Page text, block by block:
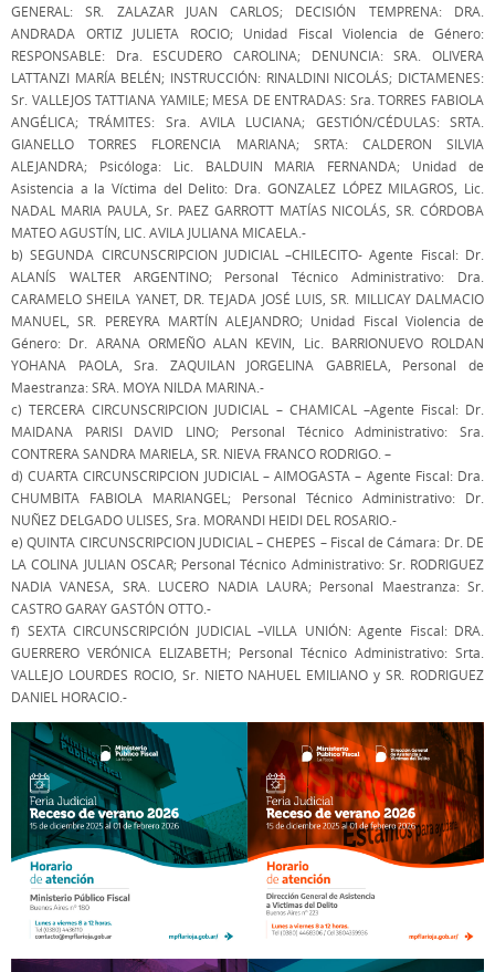
GENERAL: SR. ZALAZAR JUAN CARLOS; DECISIÓN TEMPRENA: DRA.
ANDRADA ORTIZ JULIETA ROCIO; Unidad Fiscal Violencia de Género:
RESPONSABLE: Dra. ESCUDERO CAROLINA; DENUNCIA: SRA. OLIVERA
LATTANZI MARÍA BELÉN; INSTRUCCIÓN: RINALDINI NICOLÁS; DICTAMENES:
Sr. VALLEJOS TATTIANA YAMILE; MESA DE ENTRADAS: Sra. TORRES FABIOLA
ANGÉLICA; TRÁMITES: Sra. AVILA LUCIANA; GESTIÓN/CÉDULAS: SRTA.
GIANELLO TORRES FLORENCIA MARIANA; SRTA: CALDERON SILVIA
ALEJANDRA; Psicóloga: Lic. BALDUIN MARIA FERNANDA; Unidad de
Asistencia a la Víctima del Delito: Dra. GONZALEZ LÓPEZ MILAGROS, Lic.
NADAL MARIA PAULA, Sr. PAEZ GARROTT MATÍAS NICOLÁS, SR. CÓRDOBA
MATEO AGUSTÍN, LIC. AVILA JULIANA MICAELA.-
b) SEGUNDA CIRCUNSCRIPCION JUDICIAL –CHILECITO- Agente Fiscal: Dr.
ALANÍS WALTER ARGENTINO; Personal Técnico Administrativo: Dra.
CARAMELO SHEILA YANET, DR. TEJADA JOSÉ LUIS, SR. MILLICAY DALMACIO
MANUEL, SR. PEREYRA MARTÍN ALEJANDRO; Unidad Fiscal Violencia de
Género: Dr. ARANA ORMEÑO ALAN KEVIN, Lic. BARRIONUEVO ROLDAN
YOHANA PAOLA, Sra. ZAQUILAN JORGELINA GABRIELA, Personal de
Maestranza: SRA. MOYA NILDA MARINA.-
c) TERCERA CIRCUNSCRIPCION JUDICIAL – CHAMICAL –Agente Fiscal: Dr.
MAIDANA PARISI DAVID LINO; Personal Técnico Administrativo: Sra.
CONTRERA SANDRA MARIELA, SR. NIEVA FRANCO RODRIGO. –
d) CUARTA CIRCUNSCRIPCION JUDICIAL – AIMOGASTA – Agente Fiscal: Dra.
CHUMBITA FABIOLA MARIANGEL; Personal Técnico Administrativo: Dr.
NUÑEZ DELGADO ULISES, Sra. MORANDI HEIDI DEL ROSARIO.-
e) QUINTA CIRCUNSCRIPCION JUDICIAL – CHEPES – Fiscal de Cámara: Dr. DE
LA COLINA JULIAN OSCAR; Personal Técnico Administrativo: Sr. RODRIGUEZ
NADIA VANESA, SRA. LUCERO NADIA LAURA; Personal Maestranza: Sr.
CASTRO GARAY GASTÓN OTTO.-
f) SEXTA CIRCUNSCRIPCIÓN JUDICIAL –VILLA UNIÓN: Agente Fiscal: DRA.
GUERRERO VERÓNICA ELIZABETH; Personal Técnico Administrativo: Srta.
VALLEJO LOURDES ROCIO, Sr. NIETO NAHUEL EMILIANO y SR. RODRIGUEZ
DANIEL HORACIO.-